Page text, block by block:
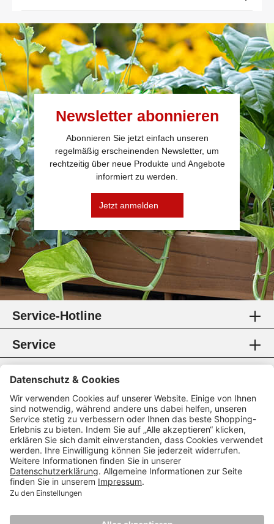
Newsletter abonnieren
Abonnieren Sie jetzt einfach unseren
regelmäßig erscheinenden Newsletter, um
rechtzeitig über neue Produkte und Angebote
informiert zu werden.
Jetzt anmelden
Service-Hotline
Service
Information
Rechtliches
Zahlungsmethoden
Zertifikate
Folgen Sie uns